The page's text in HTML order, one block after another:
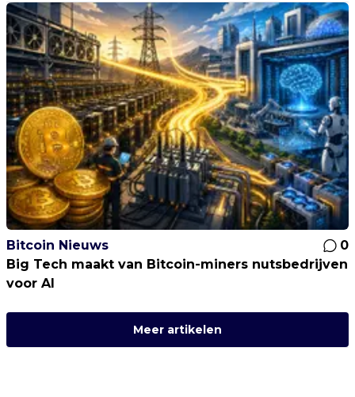
Bitcoin Nieuws
0
Big Tech maakt van Bitcoin-miners nutsbedrijven
voor AI
Meer artikelen